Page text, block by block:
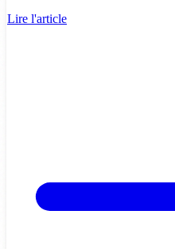
Lire l'article